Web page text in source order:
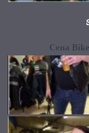
Cena